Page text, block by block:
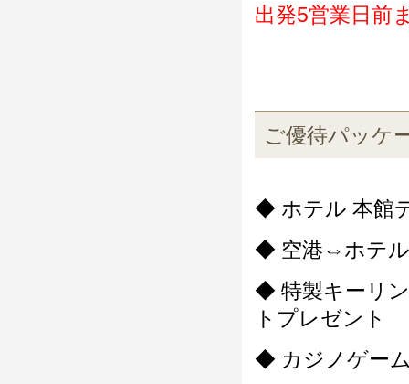
出発5営業日前
ご優待パッケ
◆ ホテル 本館
◆ 空港⇔ホテル
◆ 特製キーリ
トプレゼント
◆ カジノゲー